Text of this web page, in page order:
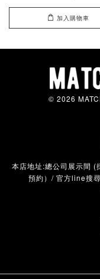
加入購物車
© 2026
本店地址:總公司展示間
預約）/ 官方line搜